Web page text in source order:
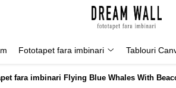
Fototapet fara imbinari Tablouri
fara imbinari Flying Blue Whales With